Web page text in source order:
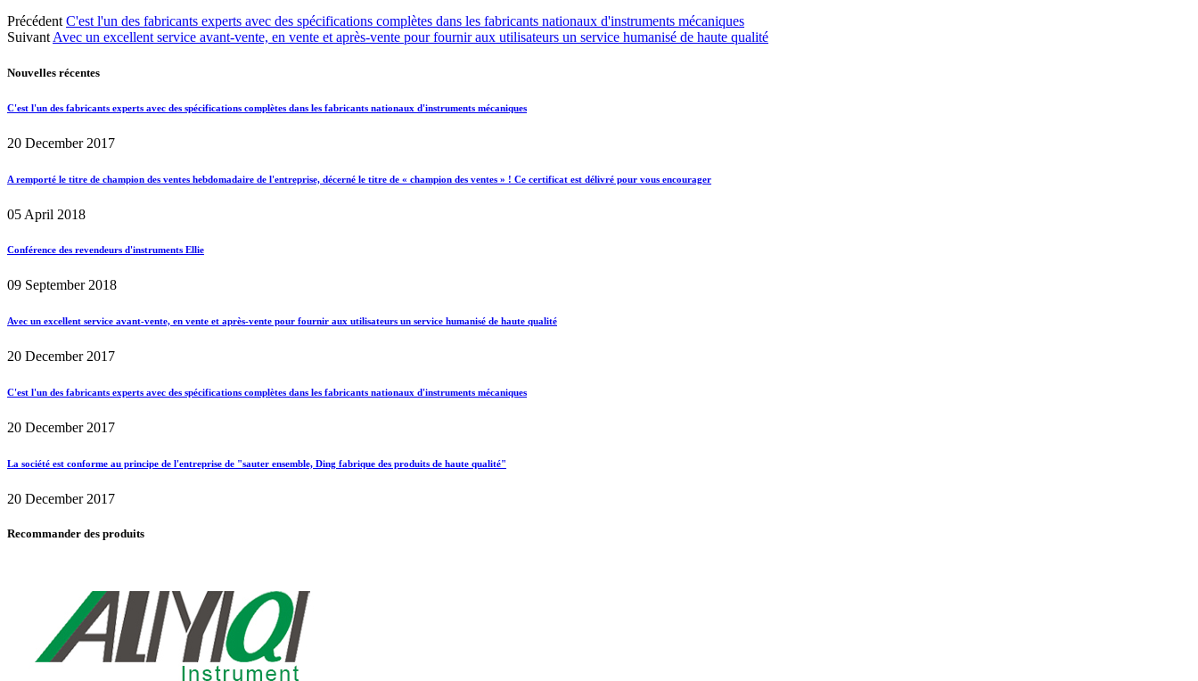
Précédent C'est l'un des fabricants experts avec des spécifications complètes dans les fabricants nationaux d'instruments mécaniques
SuivantAvec un excellent service avant-vente, en vente et après-vente pour fournir aux utilisateurs un service humanisé de haute qualité
Nouvelles récentes
C'est l'un des fabricants experts avec des spécifications complètes dans les fabricants nationaux d'instruments mécaniques
20 December 2017
A remporté le titre de champion des ventes hebdomadaire de l'entreprise, décerné le titre de « champion des ventes » ! Ce certificat est délivré pour vous encourager
05 April 2018
Conférence des revendeurs d'instruments Ellie
09 September 2018
Avec un excellent service avant-vente, en vente et après-vente pour fournir aux utilisateurs un service humanisé de haute qualité
20 December 2017
C'est l'un des fabricants experts avec des spécifications complètes dans les fabricants nationaux d'instruments mécaniques
20 December 2017
La société est conforme au principe de l'entreprise de "sauter ensemble, Ding fabrique des produits de haute qualité"
20 December 2017
Recommander des produits